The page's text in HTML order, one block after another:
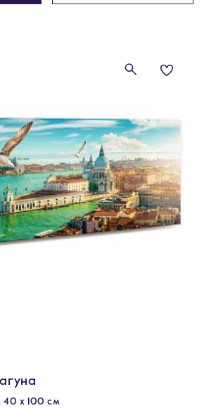
40 x 100 см